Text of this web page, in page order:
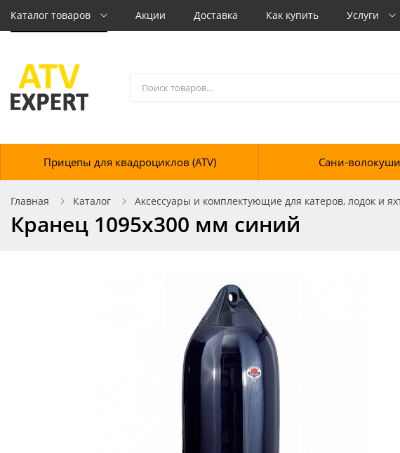
Каталог товаров Акции Доставка Как купить Услуги
Прицепы для квадроциклов (ATV) Сани-
Главная Каталог Аксессуары и комплектующие для катеров, лодок и
Кранец 1095х300 мм синий